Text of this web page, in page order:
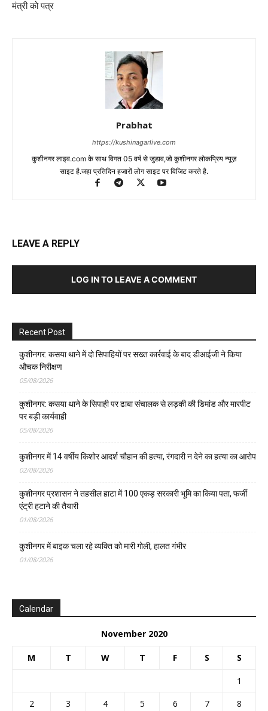
मंत्री को पत्र
Prabhat
https://kushinagarlive.com
कुशीनगर लाइव.com के साथ विगत 05 वर्ष से जुडाव,जो कुशीनगर लोकप्रिय न्यूज़
साइट है.जहा प्रतिदिन हजारों लोग साइट पर विजिट करते है.
LEAVE A REPLY
LOG IN TO LEAVE A COMMENT
Recent Post
कुशीनगर: कसया थाने में दो सिपाहियों पर सख्त कार्रवाई के बाद डीआईजी ने किया
औचक निरीक्षण
05/08/2026
कुशीनगर: कसया थाने के सिपाही पर ढाबा संचालक से लड़की की डिमांड और मारपीट
पर बड़ी कार्यवाही
05/08/2026
कुशीनगर में 14 वर्षीय किशोर आदर्श चौहान की हत्या, रंगदारी न देने का हत्या का आरोप
02/08/2026
कुशीनगर प्रशासन ने तहसील हाटा में 100 एकड़ सरकारी भूमि का किया पता, फर्जी
एंट्री हटाने की तैयारी
01/08/2026
कुशीनगर में बाइक चला रहे व्यक्ति को मारी गोली, हालत गंभीर
01/08/2026
Calendar
November 2020
M T W T F S S
1
2
3 4 5 6 7
8